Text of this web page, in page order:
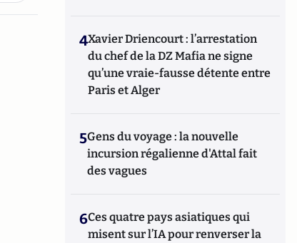
4Xavier Driencourt : l’arrestation
du chef de la DZ Mafia ne signe
qu’une vraie-fausse détente entre
Paris et Alger
5Gens du voyage : la nouvelle
incursion régalienne d'Attal fait
des vagues
6Ces quatre pays asiatiques qui
misent sur l’IA pour renverser la